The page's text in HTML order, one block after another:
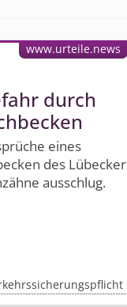
durch
eines
des Lübecker
ausschlug.
www.urteile.news